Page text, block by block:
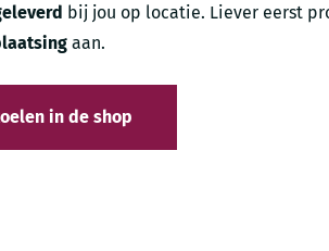
bij jou op locatie. Liever eerst
aan.
in de shop